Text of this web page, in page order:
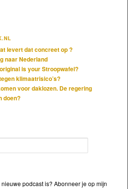
levert dat concreet op ?
naar Nederland
is your Stroopwafel?
klimaatrisico’s?
voor daklozen. De regering
doen?
podcast is? Abonneer je op mijn